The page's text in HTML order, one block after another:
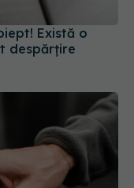
Există o
despărțire